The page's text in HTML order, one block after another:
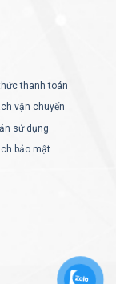
thanh toán
vận chuyển
sử dụng
bảo mật